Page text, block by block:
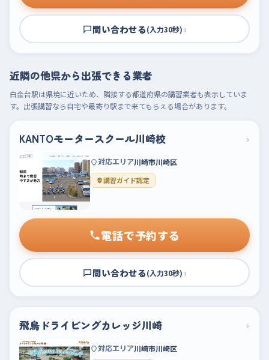
問い合わせる(入力30秒) ›
近隣の他県から出張できる業者
白金台駅は県境に近いため、隣接する都道府県の講習業者も表示していま
す。出張講習なら自宅や最寄り駅まで来てもらえる場合があります。
KANTOモータースクール川崎校 ›
対応エリア川崎市川崎区
講習ガイド認定
電話で予約する
問い合わせる(入力30秒) ›
飛鳥ドライビングカレッジ川崎 ›
対応エリア川崎市川崎区